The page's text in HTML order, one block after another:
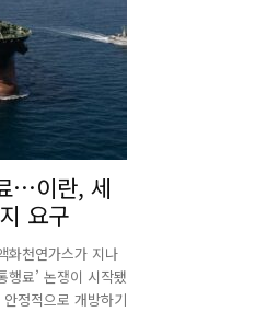
…이란, 세
요구
화천연가스가 지나
행료’ 논쟁이 시작됐
정적으로 개방하기